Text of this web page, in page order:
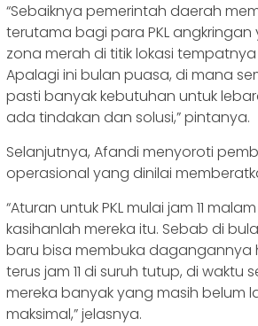
“Sebaiknya pemerintah daerah
terutama bagi para PKL
zona merah di titik lokasi
Apalagi ini bulan puasa, di mana
pasti banyak kebutuhan untuk
ada tindakan dan solusi,” pintanya.
Selanjutnya, Afandi menyoroti
operasional yang dinilai
“Aturan untuk PKL mulai jam 11
kasihanlah mereka itu. Sebab di
baru bisa membuka dagangannya
terus jam 11 di suruh tutup, di waktu
mereka banyak yang masih belum
maksimal,” jelasnya.